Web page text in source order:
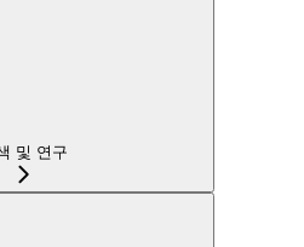
및 연구